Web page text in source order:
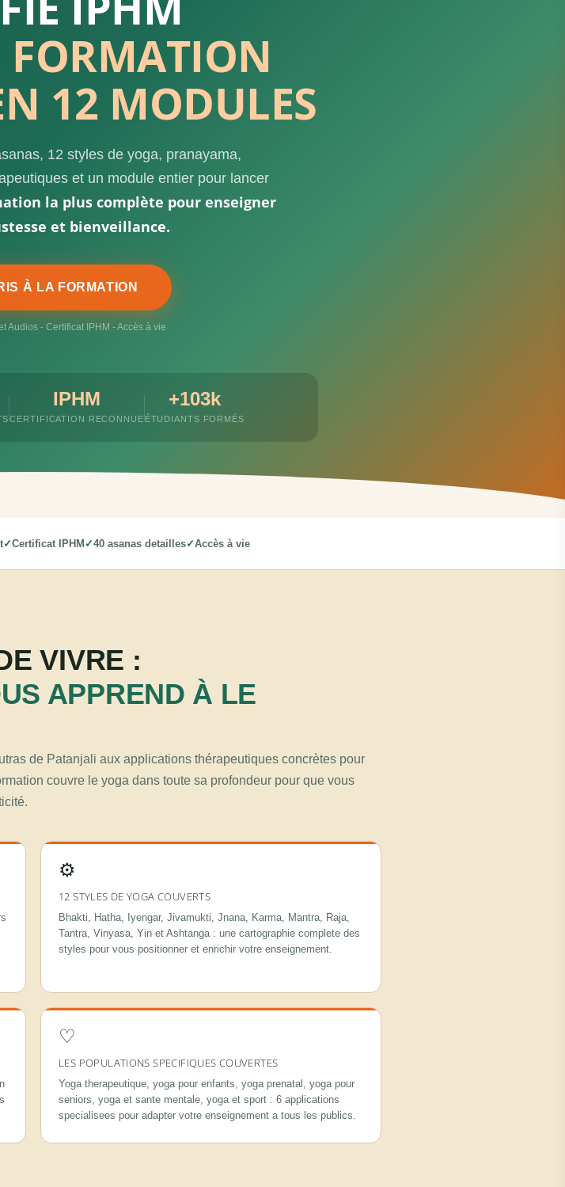
FORMATION
12 MODULES
12 styles de yoga, pranayama,
et un module entier pour lancer
la plus complète pour enseigner
et bienveillance.
À LA FORMATION
Audios - Certificat IPHM - Accès à vie
IPHM
CERTIFICATION RECONNUE
+103k
ÉTUDIANTS FORMÉS
Certificat IPHM 40 asanas detailles Accès à vie
VIVRE :
APPREND À LE
de Patanjali aux applications thérapeutiques concrètes pour
couvre le yoga dans toute sa profondeur pour que vous
⚙
12 STYLES DE YOGA COUVERTS
Bhakti, Hatha, Iyengar, Jivamukti, Jnana, Karma, Mantra, Raja,
Tantra, Vinyasa, Yin et Ashtanga : une cartographie complete des
styles pour vous positionner et enrichir votre enseignement.
♡
LES POPULATIONS SPECIFIQUES COUVERTES
Yoga therapeutique, yoga pour enfants, yoga prenatal, yoga pour
seniors, yoga et sante mentale, yoga et sport : 6 applications
specialisees pour adapter votre enseignement a tous les publics.